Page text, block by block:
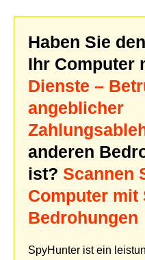
Haben Sie
Ihr Computer
Dienste –
angeblicher
anderen
ist? Scannen
Computer mit
Bedrohungen
SpyHunter ist ein